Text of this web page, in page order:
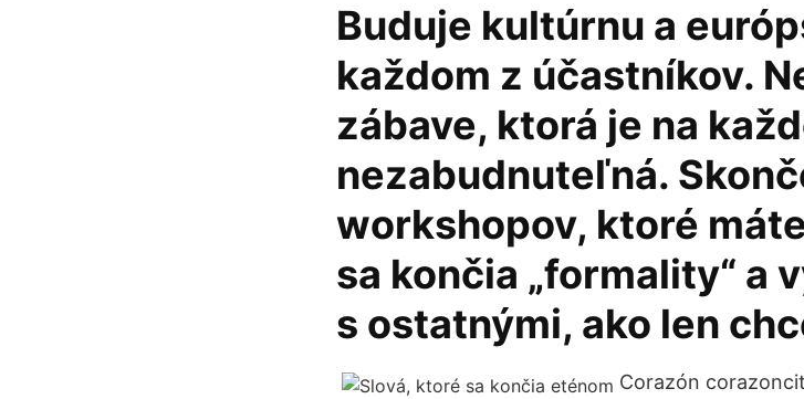
Buduje kultúrnu a
každom z účastníkov.
zábave, ktorá je na
nezabudnuteľná.
workshopov, ktoré
sa končia „formality“ a
s ostatnými, ako len
Corazón